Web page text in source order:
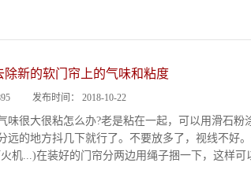
除新的软门帘上的气味和粘度
发布时间： 2018-10-22
味很大很粘怎么办?老是粘在一起，可以用滑石
远的地方抖几下就行了。不要放多了，视线不好
机...)在装好的门帘分两边用绳子捆一下，这样